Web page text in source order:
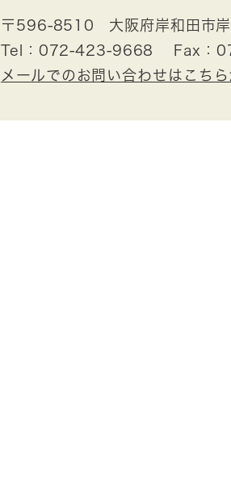
〒596-8510
大阪府岸和田市
Tel：072-423-9668
Fax：
メールでのお問い合わせはこちら